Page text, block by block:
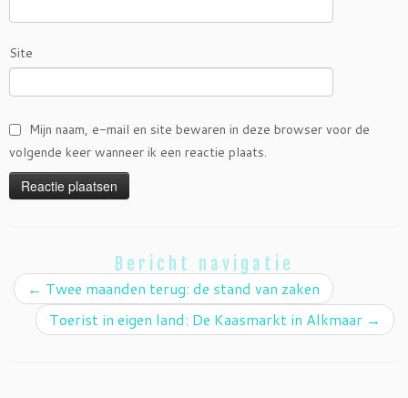
Site
Mijn naam, e-mail en site bewaren in deze browser voor de
volgende keer wanneer ik een reactie plaats.
Bericht navigatie
← Twee maanden terug: de stand van zaken
Toerist in eigen land: De Kaasmarkt in Alkmaar →